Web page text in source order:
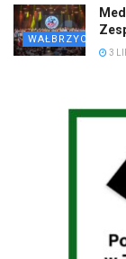
WAŁBRZYCH
3